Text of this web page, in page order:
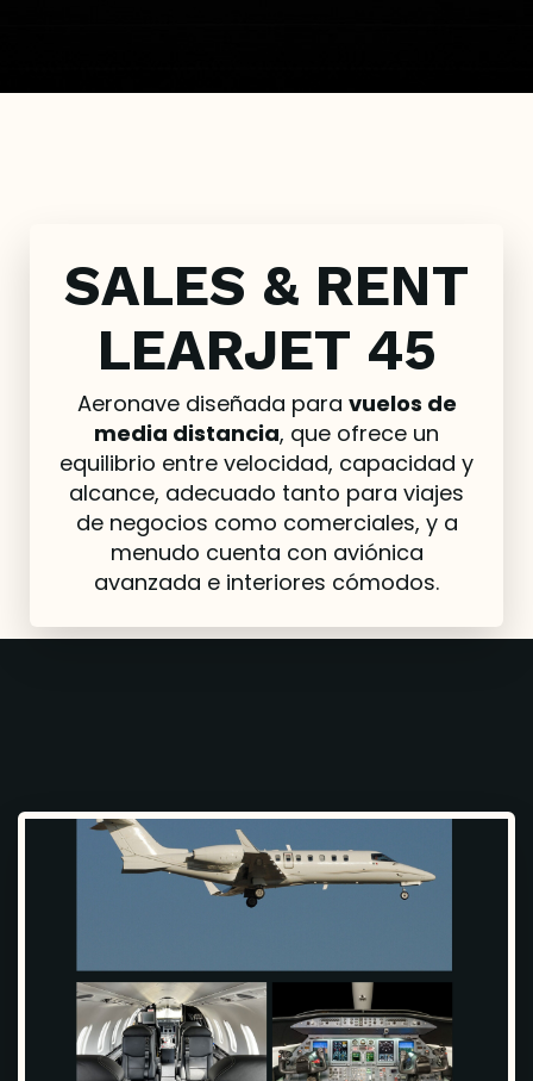
SALES & RENT
LEARJET 45
Aeronave diseñada para vuelos de
media distancia, que ofrece un
equilibrio entre velocidad, capacidad y
alcance, adecuado tanto para viajes
de negocios como comerciales, y a
menudo cuenta con aviónica
avanzada e interiores cómodos.